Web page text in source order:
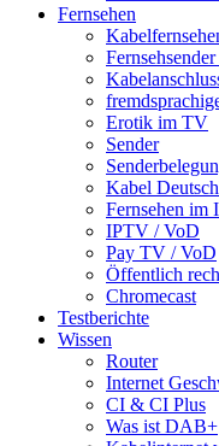
Fernsehen
Erotik im TV
Sender
Kabel
Fernsehen im
IPTV / VoD
Pay TV / VoD
Öffentlich
Chromecast
Testberichte
Wissen
Router
Internet
CI & CI Plus
Was ist DAB+